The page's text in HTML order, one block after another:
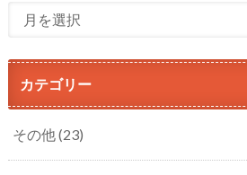
カテゴリー
その他(23)